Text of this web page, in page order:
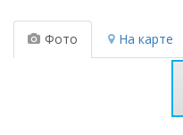
Фото На карте